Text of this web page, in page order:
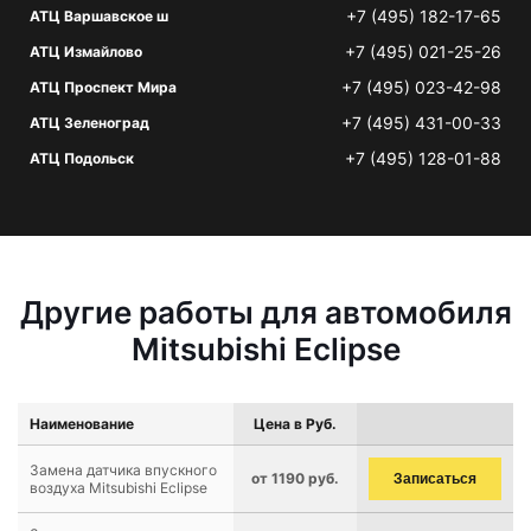
АТЦ Варшавское ш +7 (495) 182-17-65
АТЦ Измайлово +7 (495) 021-25-26
АТЦ Проспект Мира +7 (495) 023-42-98
АТЦ Зеленоград +7 (495) 431-00-33
АТЦ Подольск +7 (495) 128-01-88
Другие работы для автомобиля
Mitsubishi Eclipse
Наименование Цена в Руб.
Замена датчика впускного
воздуха Mitsubishi Eclipse
от 1190 руб. Записаться